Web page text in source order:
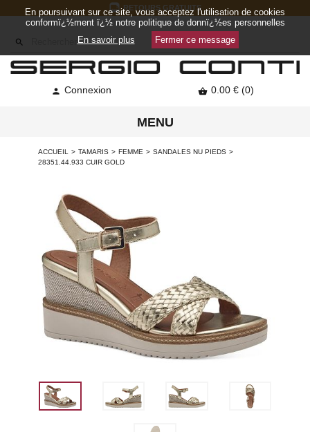
RETOURS GRATUITS

 Connexion  0.00 € (0)
MENU
ACCUEIL TAMARIS FEMME
SANDALES NU PIEDS
28351.44.933 CUIR GOLD
En poursuivant sur ce site, vous acceptez l'utilisation de cookies
conformï¿½ment ï¿½ notre politique de donnï¿½es personnelles
En savoir plus
Fermer ce message